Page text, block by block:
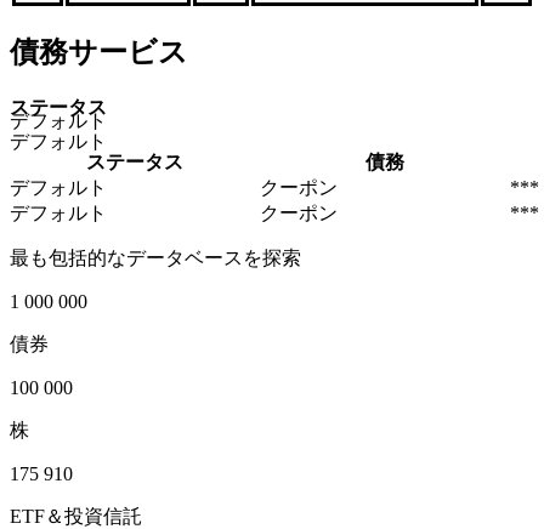
債務サービス
ステータス
デフォルト
デフォルト
ステータス
債務
デフォルト
クーポン
***
デフォルト
クーポン ***
最も包括的なデータベースを探索
1 000 000
債券
100 000
株
175 910
ETF＆投資信託